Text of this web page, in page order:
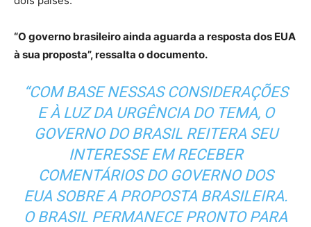
“O governo brasileiro ainda aguarda a resposta dos EUA
à sua proposta”, ressalta o documento.
“COM BASE NESSAS CONSIDERAÇÕES
E À LUZ DA URGÊNCIA DO TEMA, O
GOVERNO DO BRASIL REITERA SEU
INTERESSE EM RECEBER
COMENTÁRIOS DO GOVERNO DOS
EUA SOBRE A PROPOSTA BRASILEIRA.
O BRASIL PERMANECE PRONTO PARA